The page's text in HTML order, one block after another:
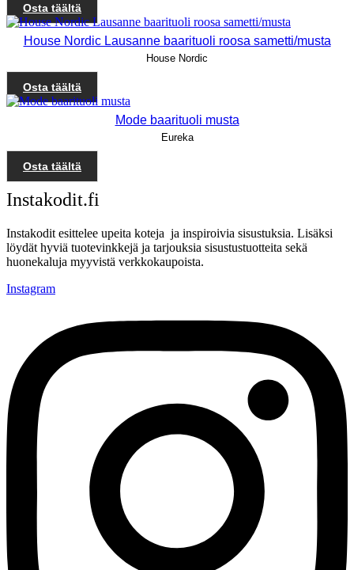
Osta täältä
House Nordic Lausanne baarituoli roosa sametti/musta
House Nordic
Osta täältä
Mode baarituoli musta
Eureka
Osta täältä
Instakodit.fi
Instakodit esittelee upeita koteja ja inspiroivia sisustuksia. Lisäksi
löydät hyviä tuotevinkkejä ja tarjouksia sisustustuotteita sekä
huonekaluja myyvistä verkkokaupoista.
Instagram